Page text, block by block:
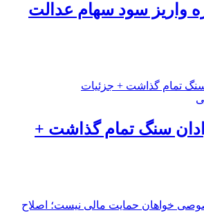
واریز سود سهام عدالت
سنگ تمام گذاشت +